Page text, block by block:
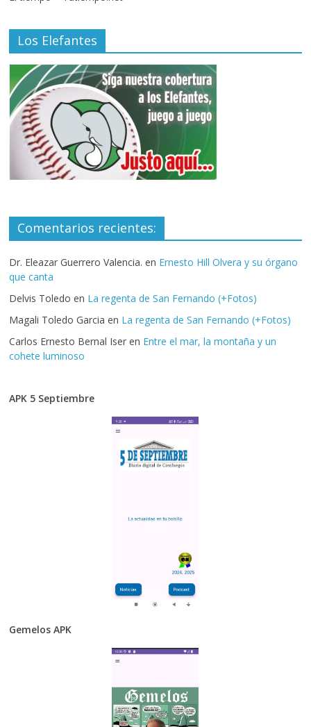
Los Elefantes
Comentarios recientes:
Dr. Eleazar Guerrero Valencia. en Ernesto Hill Olvera y su órgano
que canta
Delvis Toledo en La regenta de San Fernando (+Fotos)
Magali Toledo Garcia en La regenta de San Fernando (+Fotos)
Carlos Ernesto Bernal Iser en Entre el mar, la montaña y un
cohete luminoso
APK 5 Septiembre
Gemelos APK